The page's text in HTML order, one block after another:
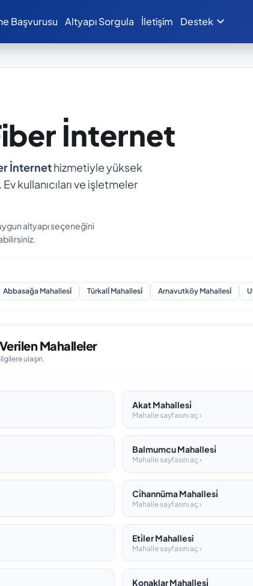
Başvurusu Altyapı Sorgula İletişim Destek expand_more
İnternet
İnternethizmetiyle yüksek
kullanıcıları ve işletmeler
altyapı seçeneğini
Abbasağa Mahallesi̇ Türkali̇ Mahallesi̇ Arnavutköy Mahallesi̇
Mahalleler
ulaşın.
Akat Mahallesi̇
Mahalle sayfasını aç ›
Balmumcu Mahallesi̇
Mahalle sayfasını aç ›
Ci̇hannüma Mahallesi̇
Mahalle sayfasını aç ›
Eti̇ler Mahallesi
Mahalle sayfasını aç ›
Konaklar Mahallesi̇